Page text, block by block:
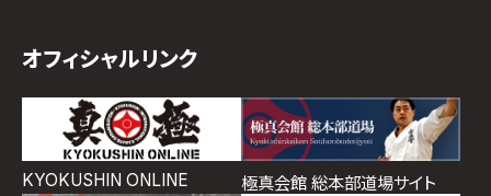
オフィシャルリンク
KYOKUSHIN ONLINE 極真会館 総本部道場サイト